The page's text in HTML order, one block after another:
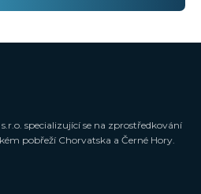
specializující se na zprostředkování
pobřeží Chorvatska a Černé Hory.